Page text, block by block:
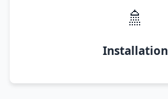
🚿
Installation